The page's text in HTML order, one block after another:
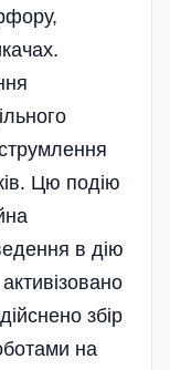
Цю подію
в дію
збір
на